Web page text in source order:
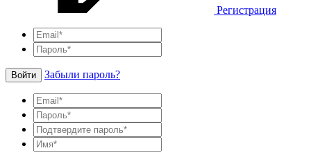
Регистрация
Войти Забыли пароль?